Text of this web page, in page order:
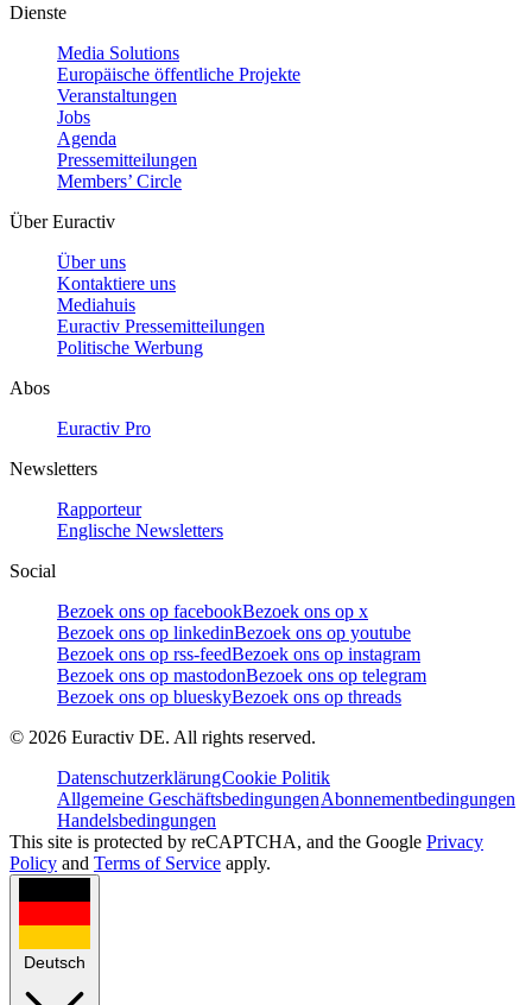
Dienste
Media Solutions
Europäische öffentliche Projekte
Veranstaltungen
Jobs
Agenda
Pressemitteilungen
Members’ Circle
Über Euractiv
Über uns
Kontaktiere uns
Mediahuis
Euractiv Pressemitteilungen
Politische Werbung
Abos
Euractiv Pro
Newsletters
Rapporteur
Englische Newsletters
Social
Bezoek ons op facebookBezoek ons op x
Bezoek ons op linkedinBezoek ons op youtube
Bezoek ons op rss-feedBezoek ons op instagram
Bezoek ons op mastodonBezoek ons op telegram
Bezoek ons op blueskyBezoek ons op threads
© 2026 Euractiv DE. All rights reserved.
DatenschutzerklärungCookie Politik
Allgemeine GeschäftsbedingungenAbonnementbedingungen
Handelsbedingungen
This site is protected by reCAPTCHA, and the Google Privacy
Policy and Terms of Service apply.
Deutsch